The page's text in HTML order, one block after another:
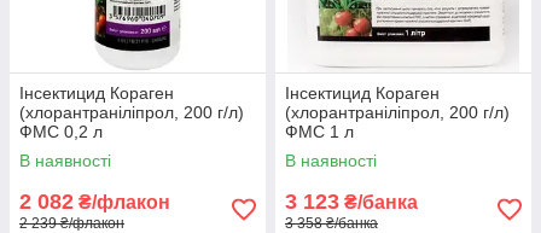
Інсектицид Кораген
(хлорантраніліпрол, 200 г/л)
ФМС 0,2 л
В наявності
2 082 ₴/флакон
2 239 ₴/флакон
Інсектицид Кораген
(хлорантраніліпрол, 200 г/л)
ФМС 1 л
В наявності
3 123 ₴/банка
3 358 ₴/банка